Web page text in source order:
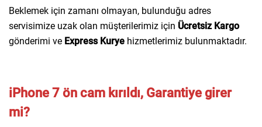
Beklemek için zamanı olmayan, bulunduğu adres
servisimize uzak olan müşterilerimiz için Ücretsiz Kargo
gönderimi ve Express Kurye hizmetlerimiz bulunmaktadır.
iPhone 7 ön cam kırıldı, Garantiye girer
mi?